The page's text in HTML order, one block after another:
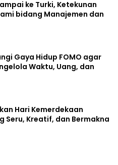
ke Turki, Ketekunan
bidang Manajemen dan
Gaya Hidup FOMO agar
Waktu, Uang, dan
Hari Kemerdekaan
Seru, Kreatif, dan Bermakna